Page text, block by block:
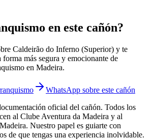
en este cañón?
Caldeirão do Inferno (Superior) y te
más segura y emocionante de
en Madeira.
WhatsApp sobre este cañón
oficial del cañón. Todos los
al Clube Aventura da Madeira y al
Nuestro papel es guiarte con
de que tengas una experiencia inolvidable.